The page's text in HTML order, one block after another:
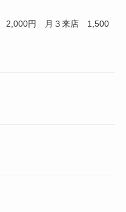
2,000円 月３来店 1,500